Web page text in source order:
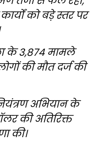
को बड़े स्तर पर
के 3,874 मामले
की मौत दर्ज की
अभियान के
की अतिरिक्त
की।